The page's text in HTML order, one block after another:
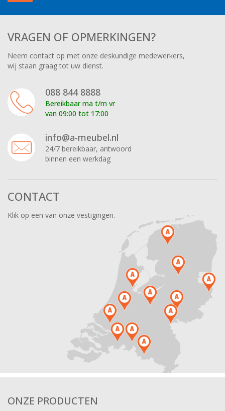
VRAGEN OF OPMERKINGEN?
Neem contact op met onze deskundige medewerkers,
wij staan graag tot uw dienst.
088 844 8888
Bereikbaar ma t/m vr
van 09:00 tot 17:00
info@a-meubel.nl
24/7 bereikbaar, antwoord
binnen een werkdag
CONTACT
Klik op een van onze vestigingen.
ONZE PRODUCTEN